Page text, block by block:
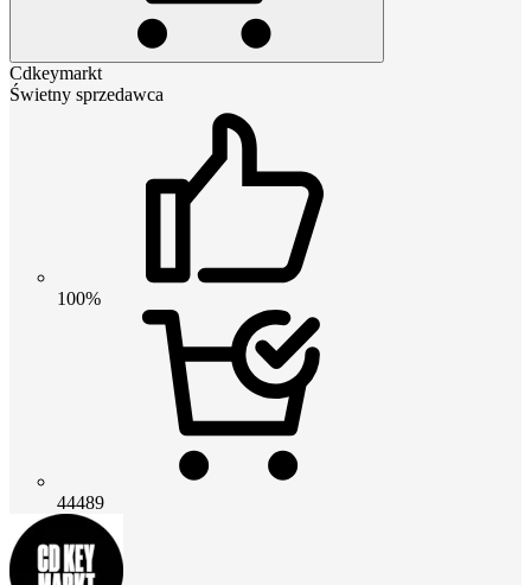
Cdkeymarkt
Świetny sprzedawca
100%
44489